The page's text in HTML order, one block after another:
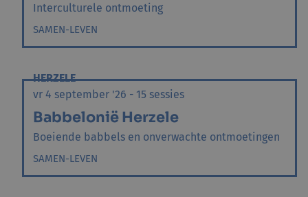
Interculturele ontmoeting
SAMEN-LEVEN
HERZELE
vr 4 september '26 - 15 sessies
Babbelonië Herzele
Boeiende babbels en onverwachte ontmoetingen
SAMEN-LEVEN